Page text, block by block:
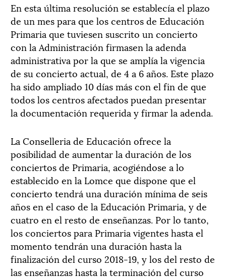
En esta última resolución se establecía el plazo
de un mes para que los centros de Educación
Primaria que tuviesen suscrito un concierto
con la Administración firmasen la adenda
administrativa por la que se amplía la vigencia
de su concierto actual, de 4 a 6 años. Este plazo
ha sido ampliado 10 días más con el fin de que
todos los centros afectados puedan presentar
la documentación requerida y firmar la adenda.
La Conselleria de Educación ofrece la
posibilidad de aumentar la duración de los
conciertos de Primaria, acogiéndose a lo
establecido en la Lomce que dispone que el
concierto tendrá una duración mínima de seis
años en el caso de la Educación Primaria, y de
cuatro en el resto de enseñanzas. Por lo tanto,
los conciertos para Primaria vigentes hasta el
momento tendrán una duración hasta la
finalización del curso 2018-19, y los del resto de
las enseñanzas hasta la terminación del curso